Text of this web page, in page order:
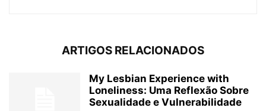
ARTIGOS RELACIONADOS
My Lesbian Experience with
Loneliness: Uma Reflexão Sobre
Sexualidade e Vulnerabilidade